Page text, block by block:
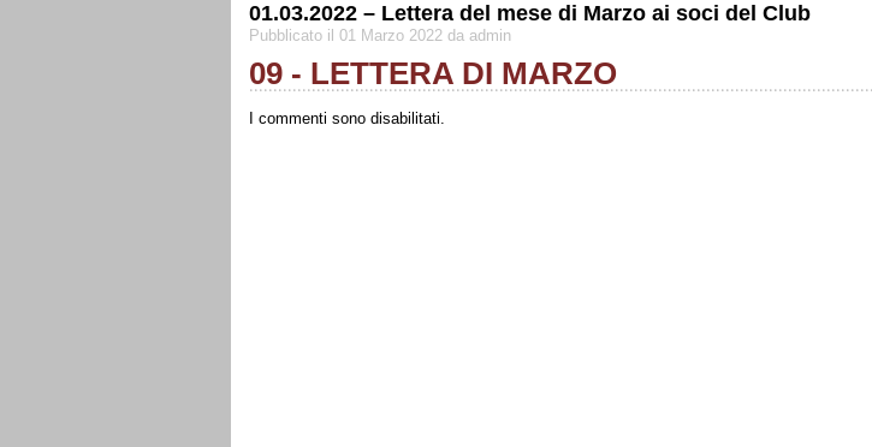
01.03.2022 – Lettera del mese di Marzo ai soci del Club
Pubblicato il 01 Marzo 2022 da admin
09 - LETTERA DI MARZO
I commenti sono disabilitati.